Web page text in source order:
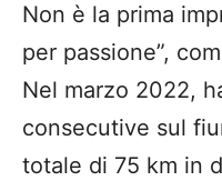
Non è la prima
per passione”,
Nel marzo 2022,
consecutive sul
totale di 75 km in